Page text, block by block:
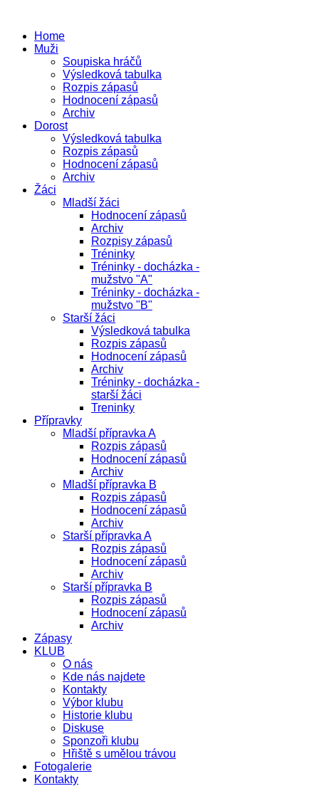
Home
Muži
Soupiska hráčů
Výsledková tabulka
Rozpis zápasů
Hodnocení zápasů
Archiv
Dorost
Výsledková tabulka
Rozpis zápasů
Hodnocení zápasů
Archiv
Žáci
Mladší žáci
Hodnocení zápasů
Archiv
Rozpisy zápasů
Tréninky
Tréninky - docházka -
mužstvo "A"
Tréninky - docházka -
mužstvo "B"
Starší žáci
Výsledková tabulka
Rozpis zápasů
Hodnocení zápasů
Archiv
Tréninky - docházka -
starší žáci
Treninky
Přípravky
Mladší přípravka A
Rozpis zápasů
Hodnocení zápasů
Archiv
Mladší přípravka B
Rozpis zápasů
Hodnocení zápasů
Archiv
Starší přípravka A
Rozpis zápasů
Hodnocení zápasů
Archiv
Starší přípravka B
Rozpis zápasů
Hodnocení zápasů
Archiv
Zápasy
KLUB
O nás
Kde nás najdete
Kontakty
Výbor klubu
Historie klubu
Diskuse
Sponzoři klubu
Hřiště s umělou trávou
Fotogalerie
Kontakty